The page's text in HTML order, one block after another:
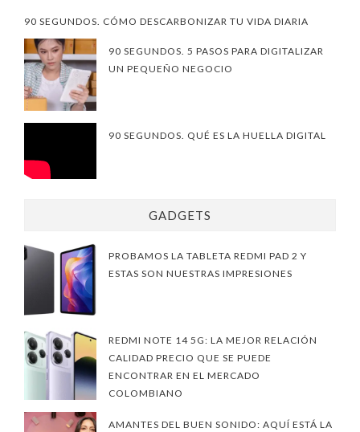
90 SEGUNDOS. CÓMO DESCARBONIZAR TU VIDA DIARIA
90 SEGUNDOS. 5 PASOS PARA DIGITALIZAR
UN PEQUEÑO NEGOCIO
90 SEGUNDOS. QUÉ ES LA HUELLA DIGITAL
GADGETS
PROBAMOS LA TABLETA REDMI PAD 2 Y
ESTAS SON NUESTRAS IMPRESIONES
REDMI NOTE 14 5G: LA MEJOR RELACIÓN
CALIDAD PRECIO QUE SE PUEDE
ENCONTRAR EN EL MERCADO
COLOMBIANO
AMANTES DEL BUEN SONIDO: AQUÍ ESTÁ LA